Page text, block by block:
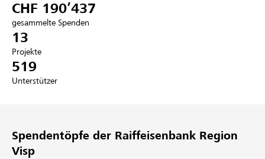
Anmelden
Registrieren
CHF 190’437
gesammelte Spenden
13
Projekte
519
Unterstützer
Spendentöpfe der Raiffeisenbank Region
Visp